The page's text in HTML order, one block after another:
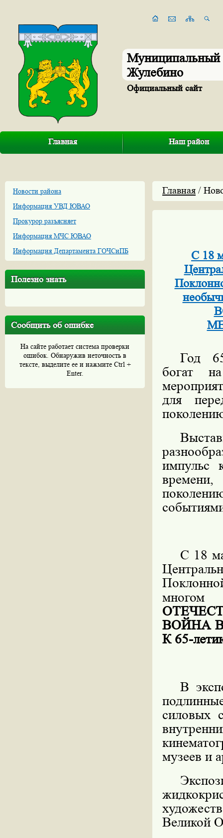
Муниципальный
Жулебино
Официальный сайт
Главная Наш район
Новости района
Информация УВД ЮВАО
Прокурор разъясняет
Информация МЧС ЮВАО
Информация Департамента ГОЧСиПБ
Полезно знать
Сообщить об ошибке
На сайте работает система проверки
ошибок. Обнаружив неточность в
тексте, выделите ее и нажмите Ctrl +
Enter.
Главная /
С 18
Год
богат
для
импульс
С 18
многом
ВОЙНА
К 65-
В
силовых
музеев и
Великой